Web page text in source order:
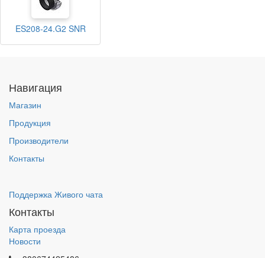
ES208-24.G2 SNR
Навигация
Магазин
Продукция
Производители
Контакты
Поддержка Живого чата
Контакты
Карта проезда
Новости